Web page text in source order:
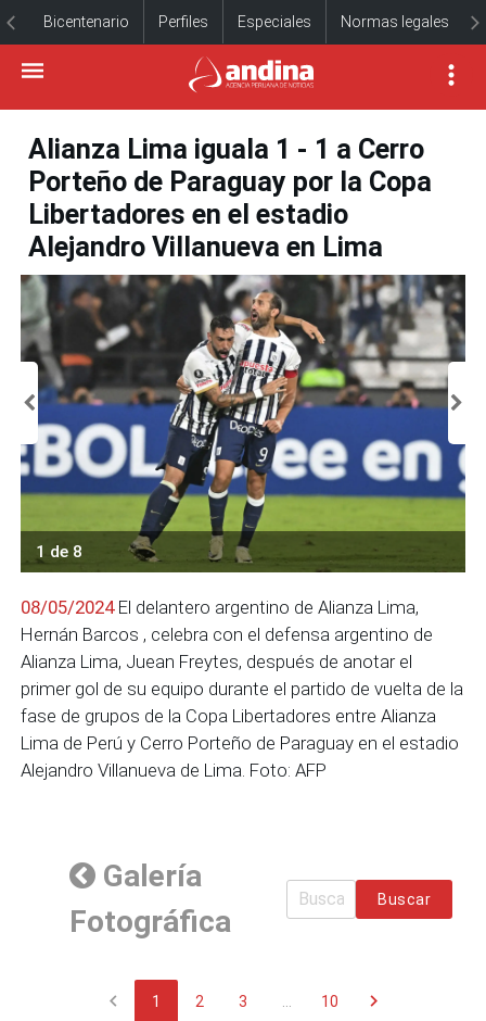
Bicentenario Perfiles Especiales Normas legales
Alianza Lima iguala 1 - 1 a Cerro
Porteño de Paraguay por la Copa
Libertadores en el estadio
Alejandro Villanueva en Lima
1 de 8
08/05/2024El delantero argentino de Alianza Lima,
Hernán Barcos , celebra con el defensa argentino de
Alianza Lima, Juean Freytes, después de anotar el
primer gol de su equipo durante el partido de vuelta de la
fase de grupos de la Copa Libertadores entre Alianza
Lima de Perú y Cerro Porteño de Paraguay en el estadio
Alejandro Villanueva de Lima. Foto: AFP
Galería
Fotográfica
Buscar
chevron_left 1 2 3 10 chevron_right